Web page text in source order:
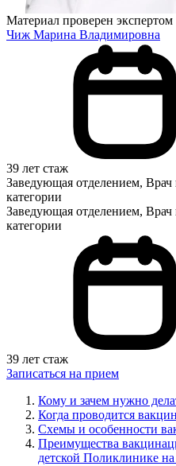
Материал проверен экспертом
Чиж Марина Владимировна
39 лет стаж
Заведующая отделением,
категории
Заведующая отделением,
категории
39 лет стаж
Записаться на прием
Кому и зачем нужно
Когда проводится
Схемы и особенности
Преимущества
детской Поликлинике